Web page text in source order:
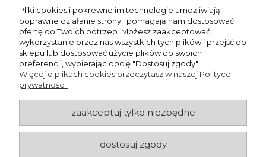
Pliki cookies i pokrewne im technologie umożliwiają
poprawne działanie strony i pomagają nam dostosować
ofertę do Twoich potrzeb. Możesz zaakceptować
wykorzystanie przez nas wszystkich tych plików i przejść do
sklepu lub dostosować użycie plików do swoich
preferencji, wybierając opcję "Dostosuj zgody".
Więcej o plikach cookies przeczytasz w naszej Polityce
prywatności.
zaakceptuj tylko niezbędne
dostosuj zgody